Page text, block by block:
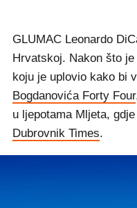
GLUMAC Leonardo
Hrvatskoj. Nakon što
koju je uplovio kako bi
Bogdanovića Forty Four
u ljepotama Mljeta,
Dubrovnik Times.